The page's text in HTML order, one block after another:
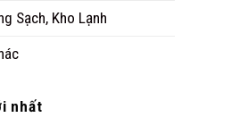
Sạch, Kho Lạnh
nhất